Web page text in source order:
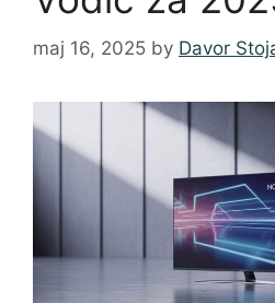
maj 16, 2025 by Davor